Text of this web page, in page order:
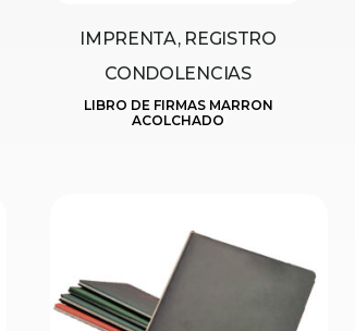
IMPRENTA, REGISTRO
CONDOLENCIAS
LIBRO DE FIRMAS MARRON
ACOLCHADO